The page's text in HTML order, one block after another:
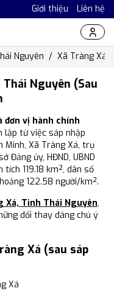
Giới thiệu Liên hệ
Nguyên Xã Tràng Xá
Nguyên (Sau
đơn vị hành chính
lập từ việc sáp nhập
Minh, Xã Tràng Xá, trụ
Đảng ủy, HĐND, UBND
119.18 km², dân số
122.58 người/km².
Xá, Tỉnh Thái Nguyên,
đổi thay đáng chú ý
Xá (sau sáp
Xá